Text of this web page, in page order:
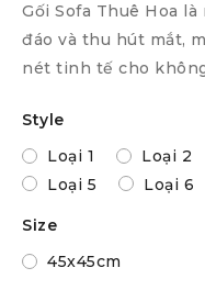
Gối Sofa Thuê Hoa
đáo và thu hút mắt,
nét tinh tế cho
Style
Loại 1
Loại 2
Loại 5
Loại 6
Size
45x45cm